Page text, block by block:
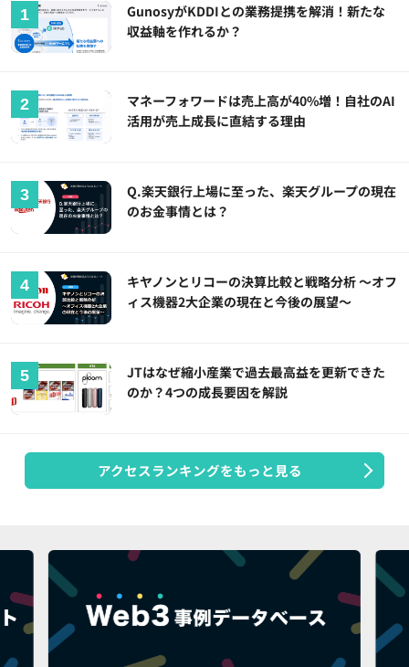
GunosyがKDDIとの業務提携を解消！新たな
収益軸を作れるか？
マネーフォワードは売上高が40%増！自社のAI
活用が売上成長に直結する理由
Q.楽天銀行上場に至った、楽天グループの現在
のお金事情とは？
キヤノンとリコーの決算比較と戦略分析 ～オフ
ィス機器2大企業の現在と今後の展望～
JTはなぜ縮小産業で過去最高益を更新できた
のか？4つの成長要因を解説
アクセスランキングをもっと見る